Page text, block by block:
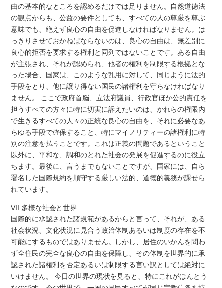
由の基本的なところを認めるだけでは足りません。自然道徳法
の観点からも、公益の要件としても、すべての人の尊厳を尊ぶ
意味でも、絶えず良心の自由を促進しなければなりません。は
っきりさせておかねばならないのは、良心の自由は、無差別に
良心的拒否を要求する権利と同列ではないことです。ある自由
が主張され、それが認められ、他者の権利を制限する根拠とな
った場合、国家は、このような乱用に対して、同じように法的
手段をとり、他に譲り得ない国民の諸権利を守らなければなり
ません。 ここで政府首脳、立法府議員、行政官ほか公的責任を
担うすべての方々に特に切実に訴えたいのは、かれらの権限内
で生きるすべての人々の正統な良心の自由を、それに必要なあ
らゆる手段で確保すること、特にマイノリティーの諸権利に特
別の注意を払うことです。これは正義の問題であるということ
以外に、平和な、調和のとれた社会の発展を促進するのに役立
ちます。最後に、言うまでもないことですが、国家には、自ら
署名した国際規約を順守する厳しい法的、道徳的義務が課せら
れています。
VII 多様な社会と世界
国際的に承認された諸規範があるからと言って、それが、ある
社会状況、文化状況に見合う政治体制あるいは制度の存在を不
可能にするものではありません。しかし、居住のいかんを問わ
ず全住民の完全な良心の自由を保障し、その体制を世界的に承
認された諸権利を否定あるいは制限する言い訳としては絶対に
いけません。 今日の世界の現状を見ると、特にこれがほんとう